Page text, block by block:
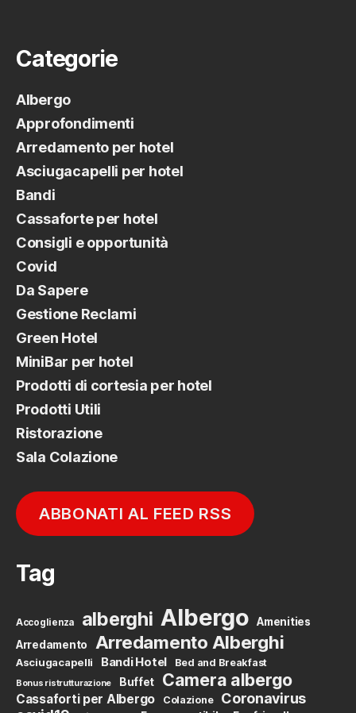
Categorie
Albergo
Approfondimenti
Arredamento per hotel
Asciugacapelli per hotel
Bandi
Cassaforte per hotel
Consigli e opportunità
Covid
Da Sapere
Gestione Reclami
Green Hotel
MiniBar per hotel
Prodotti di cortesia per hotel
Prodotti Utili
Ristorazione
Sala Colazione
ABBONATI AL FEED RSS
Tag
Accoglienza alberghi Albergo
Amenities
Arredamento
Arredamento Alberghi
Asciugacapelli Bandi Hotel Bed and Breakfast
Bonus ristrutturazione Buffet Camera albergo
Cassaforti per Albergo Colazione
Coronavirus